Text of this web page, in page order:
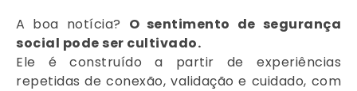
A boa notícia? O sentimento de segurança
social pode ser cultivado.
Ele é construído a partir de experiências
repetidas de conexão, validação e cuidado, com